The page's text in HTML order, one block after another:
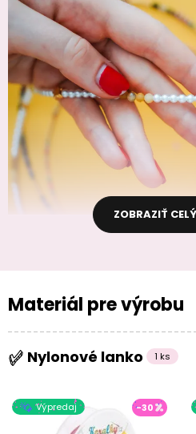
ZOBRAZIŤ
Materiál pre výrobu
Nylonové lanko 1 ks
Výpredaj -30